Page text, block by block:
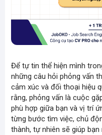
Để tự tin thể hiện mình
những câu hỏi phỏng vấn
cảm xúc và đối thoại hiệu
rằng, phỏng vấn là cuộc
phù hợp giữa bạn và vị trí
từng bước tìm việc, chủ
thành, tự nhiên sẽ giúp